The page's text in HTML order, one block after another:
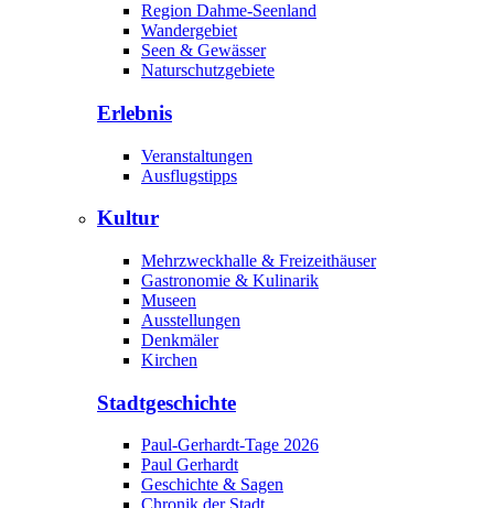
Region Dahme-Seenland
Wandergebiet
Seen & Gewässer
Naturschutzgebiete
Erlebnis
Veranstaltungen
Ausflugstipps
Kultur
Mehrzweckhalle & Freizeithäuser
Gastronomie & Kulinarik
Museen
Ausstellungen
Denkmäler
Kirchen
Stadtgeschichte
Paul-Gerhardt-Tage 2026
Paul Gerhardt
Geschichte & Sagen